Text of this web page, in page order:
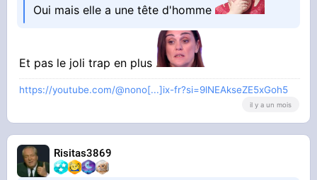
Oui mais elle a une tête d'homme
Et pas le joli trap en plus
https://youtube.com/@nono[...]ix-fr?si=9lNEAkseZE5xGoh5
il y a un mois
Risitas3869